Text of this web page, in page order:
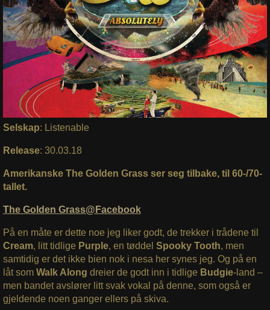
Selskap: Listenable
Release: 30.03.18
Amerikanske The Golden Grass ser seg tilbake, til 60-/70-
tallet.
The Golden Grass@Facebook
På en måte er dette noe jeg liker godt, de trekker i trådene til
Cream, litt tidlige Purple, en tøddel Spooky Tooth, men
samtidig er det ikke bien nok i nesa her synes jeg. Og på en
låt somWalk Along dreier de godt inn i tidlige Budgie-land –
men bandet avslører litt svak vokal på denne, som også er
gjeldende noen ganger ellers på skiva.